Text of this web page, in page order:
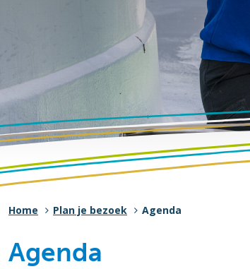
Home Plan je bezoek Agenda
Agenda